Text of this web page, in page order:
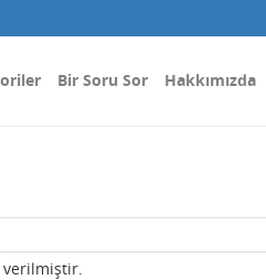
Bir Soru Sor Hakkımızda
verilmiştir.